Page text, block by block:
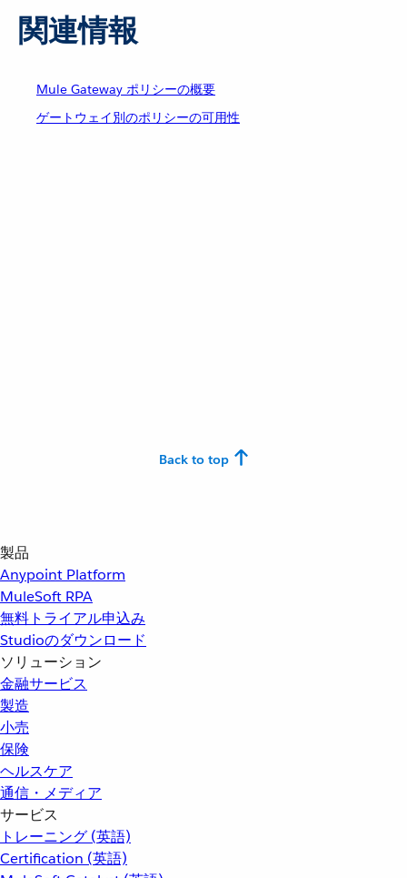
関連情報
Mule Gateway ポリシーの概要
ゲートウェイ別のポリシーの可用性
Back to top
製品
Anypoint Platform
MuleSoft RPA
無料トライアル申込み
Studioのダウンロード
ソリューション
金融サービス
製造
小売
保険
ヘルスケア
通信・メディア
サービス
トレーニング (英語)
Certification (英語)